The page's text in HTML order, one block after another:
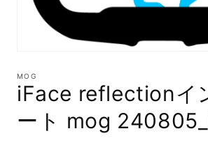
ダ
ル
メ
MOG
iFace reflectionイ
ート mog